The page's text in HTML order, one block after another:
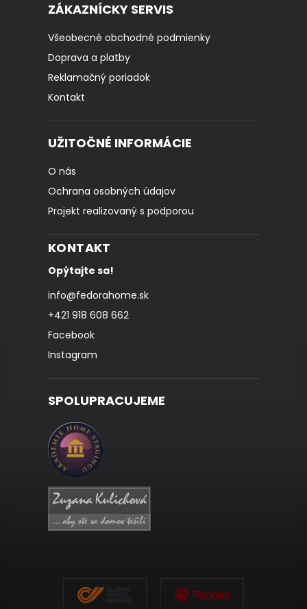
ZÁKAZNÍCKY SERVIS
Všeobecné obchodné podmienky
Doprava a platby
Reklamačný poriadok
Kontakt
UŽITOČNÉ INFORMÁCIE
O nás
Ochrana osobných údajov
Projekt realizovaný s podporou
KONTAKT
Opýtajte sa!
info@fedorahome.sk
+421 918 608 662
Facebook
Instagram
SPOLUPRACUJEME